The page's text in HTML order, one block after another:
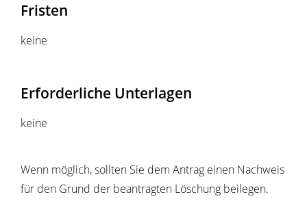
Fristen
keine
Erforderliche Unterlagen
keine
Wenn möglich, sollten Sie dem Antrag einen Nachweis
für den Grund der beantragten Löschung beilegen.